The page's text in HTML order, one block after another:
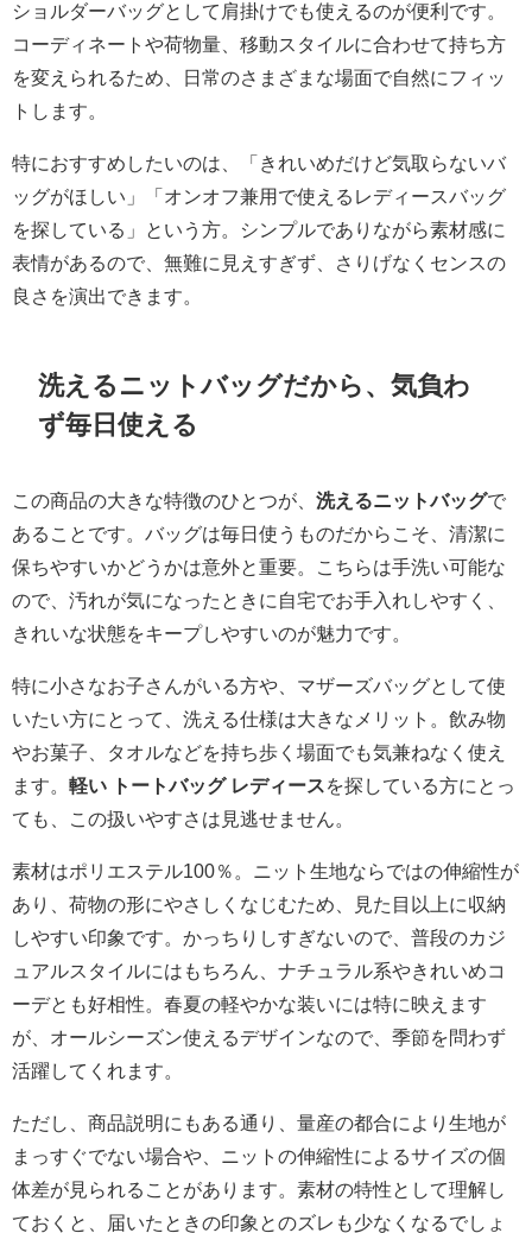
ショルダーバッグとして肩掛けでも使えるのが便利です。
コーディネートや荷物量、移動スタイルに合わせて持ち方
を変えられるため、日常のさまざまな場面で自然にフィッ
トします。
特におすすめしたいのは、「きれいめだけど気取らないバ
ッグがほしい」「オンオフ兼用で使えるレディースバッグ
を探している」という方。シンプルでありながら素材感に
表情があるので、無難に見えすぎず、さりげなくセンスの
良さを演出できます。
洗えるニットバッグだから、気負わ
ず毎日使える
この商品の大きな特徴のひとつが、 洗えるニットバッグで
あることです。バッグは毎日使うものだからこそ、清潔に
保ちやすいかどうかは意外と重要。こちらは手洗い可能な
ので、汚れが気になったときに自宅でお手入れしやすく、
きれいな状態をキープしやすいのが魅力です。
特に小さなお子さんがいる方や、マザーズバッグとして使
いたい方にとって、洗える仕様は大きなメリット。飲み物
やお菓子、タオルなどを持ち歩く場面でも気兼ねなく使え
ます。 軽い トートバッグ レディースを探している方にとっ
ても、この扱いやすさは見逃せません。
素材はポリエステル100％。ニット生地ならではの伸縮性が
あり、荷物の形にやさしくなじむため、見た目以上に収納
しやすい印象です。かっちりしすぎないので、普段のカジ
ュアルスタイルにはもちろん、ナチュラル系やきれいめコ
ーデとも好相性。春夏の軽やかな装いには特に映えます
が、オールシーズン使えるデザインなので、季節を問わず
活躍してくれます。
ただし、商品説明にもある通り、量産の都合により生地が
まっすぐでない場合や、ニットの伸縮性によるサイズの個
体差が見られることがあります。素材の特性として理解し
ておくと、届いたときの印象とのズレも少なくなるでしょ